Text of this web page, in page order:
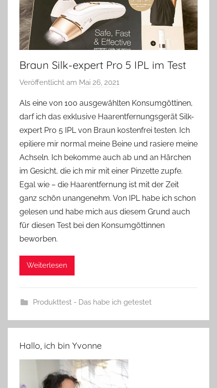
Braun Silk-expert Pro 5 IPL im Test
Veröffentlicht am Mai 26, 2021
n
Y
v
o
n
n
e
Als eine von 100 ausgewählten Konsumgöttinen,
darf ich das exklusive Haarentfernungsgerät Silk-
expert Pro 5 IPL von Braun kostenfrei testen. Ich
epiliere mir normal meine Beine und rasiere meine
Achseln. Ich bekomme auch ab und an Härchen
im Gesicht, die ich mir mit einer Pinzette zupfe.
Egal wie – die Haarentfernung ist mit der Zeit
ganz schön unangenehm. Von IPL habe ich schon
gelesen und habe mich aus diesem Grund auch
für diesen Test bei den Konsumgöttinnen
beworben.
Weiterlesen
Produkttest - Das habe ich getestet
Hallo, ich bin Yvonne